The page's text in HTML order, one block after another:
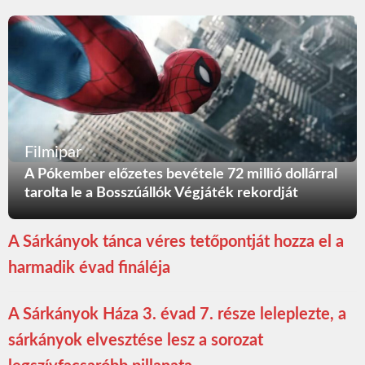
Filmipar
A Pókember előzetes bevétele 72 millió dollárral
tarolta le a Bosszúállók Végjáték rekordját
A Sárkányok tánca véres tetőpontját hozza el a
harmadik évad fináléja
A Sárkányok Háza 3. évad 7. része leleplezte, a
sárkányok elvesztése lesz a sorozat